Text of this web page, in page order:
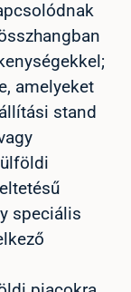
amelyeket
stand
speciális